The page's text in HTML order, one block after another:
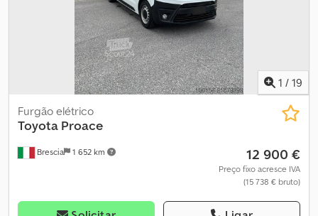
1 / 19
Brescia 1 652 km
Furgão elétrico
Toyota Proace
12 900 €
Preço fixo acresce IVA
(15 738 € bruto)